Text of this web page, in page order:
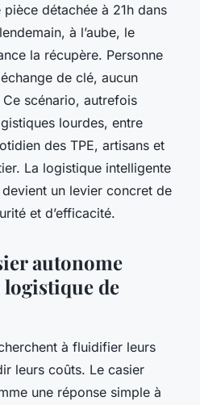
détachée à 21h dans
à l’aube, le
la récupère. Personne
de clé, aucun
scénario, autrefois
lourdes, entre
des TPE, artisans et
La logistique intelligente
devient un levier concret de
et d’efficacité.
autonome
de
à fluidifier leurs
leurs coûts. Le casier
une réponse simple à